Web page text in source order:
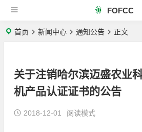
FOFCC
首页 新闻中心 通知公告 正文
关于注销哈尔滨迈盛农业
机产品认证证书的公告
2018-12-01 阅读模式